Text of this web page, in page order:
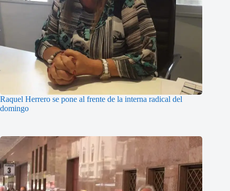
Raquel Herrero se pone al frente de la interna radical del
domingo